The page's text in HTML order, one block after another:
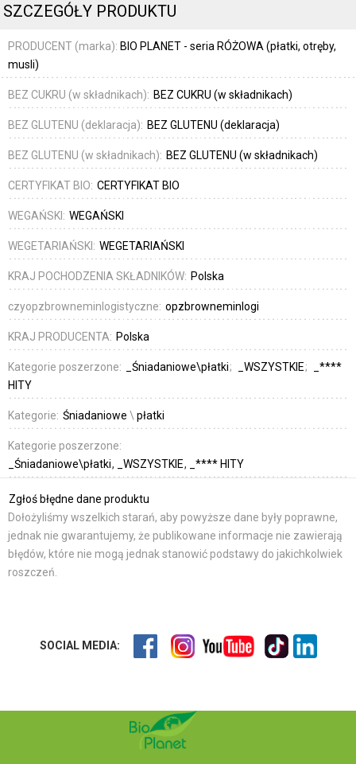
SZCZEGÓŁY PRODUKTU
PRODUCENT (marka): BIO PLANET - seria RÓŻOWA (płatki, otręby,
musli)
BEZ CUKRU (w składnikach): BEZ CUKRU (w składnikach)
BEZ GLUTENU (deklaracja): BEZ GLUTENU (deklaracja)
BEZ GLUTENU (w składnikach): BEZ GLUTENU (w składnikach)
CERTYFIKAT BIO: CERTYFIKAT BIO
WEGAŃSKI: WEGAŃSKI
WEGETARIAŃSKI: WEGETARIAŃSKI
KRAJ POCHODZENIA SKŁADNIKÓW: Polska
czyopzbrowneminlogistyczne: opzbrowneminlogi
KRAJ PRODUCENTA: Polska
Kategorie poszerzone: _Śniadaniowe\płatki _WSZYSTKIE
_****
HITY
Kategorie: Śniadaniowe \ płatki
Kategorie poszerzone:
_Śniadaniowe\płatki
_WSZYSTKIE _**** HITY
Zgłoś błędne dane produktu
Dołożyliśmy wszelkich starań, aby powyższe dane były poprawne,
jednak nie gwarantujemy, że publikowane informacje nie zawierają
błędów, które nie mogą jednak stanowić podstawy do jakichkolwiek
roszczeń.
SOCIAL MEDIA: